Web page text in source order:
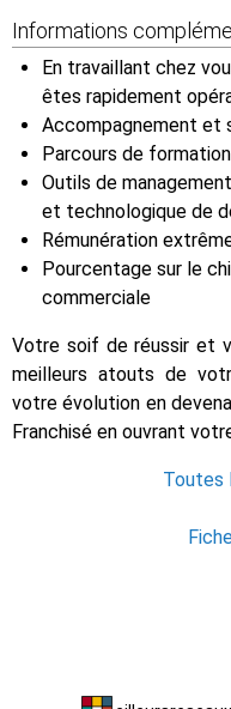
Informations
En travaillant chez
êtes rapidement
Accompagnement et
Parcours de
Outils de
et technologique de
Rémunération
Pourcentage sur le
commerciale
Votre soif de réussir et
meilleurs atouts de
votre évolution en
Franchisé en ouvrant
Toutes